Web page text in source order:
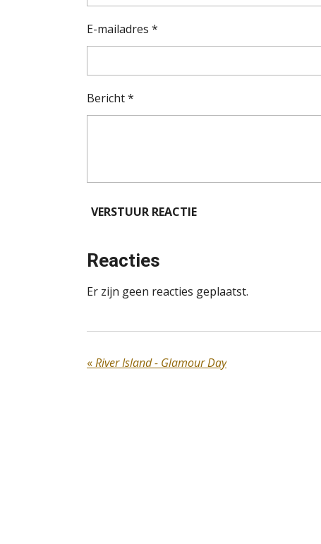
E-mailadres *
Bericht *
VERSTUUR REACTIE
Reacties
Er zijn geen reacties geplaatst.
«River Island - Glamour Day